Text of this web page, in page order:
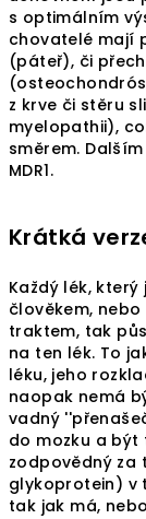
s optimálním
chovatelé mají
(páteř), či
z krve či stěru
myelopathii),
směrem.
MDR1.
Krátká
Každý lék,
člověkem,
traktem, tak
na ten lék. To
léku, jeho
naopak nemá
vadný
do mozku a být
zodpovědný za
glykoprotein) v
tak jak má,